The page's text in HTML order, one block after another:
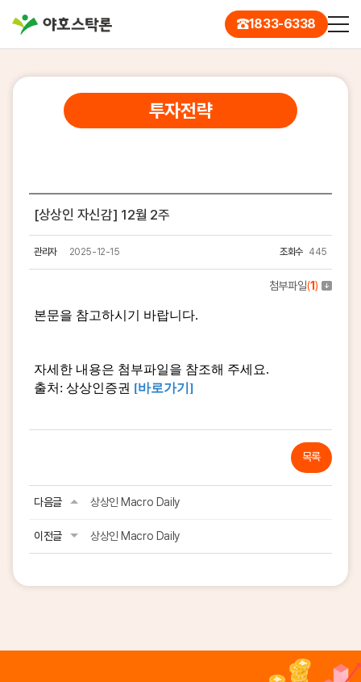
1833-6338
투자전략
[상상인 자신감] 12월 2주
관리자 2025-12-15 조회수 445
첨부파일(1)
본문을 참고하시기 바랍니다.
자세한 내용은 첨부파일을 참조해 주세요.
출처: 상상인증권 [바로가기 ]
목록
다음글 상상인 Macro Daily
이전글 상상인 Macro Daily